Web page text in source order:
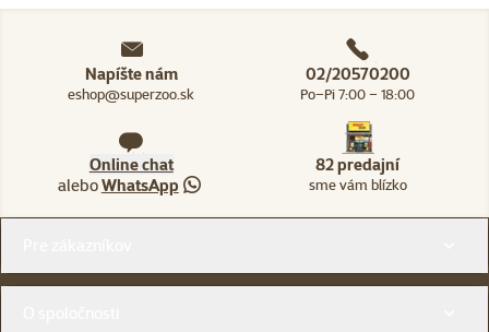
Napíšte nám
eshop@superzoo.sk
02/20570200
Po–Pi 7:00 – 18:00
Online chat
aleboWhatsApp
82 predajní
sme vám blízko